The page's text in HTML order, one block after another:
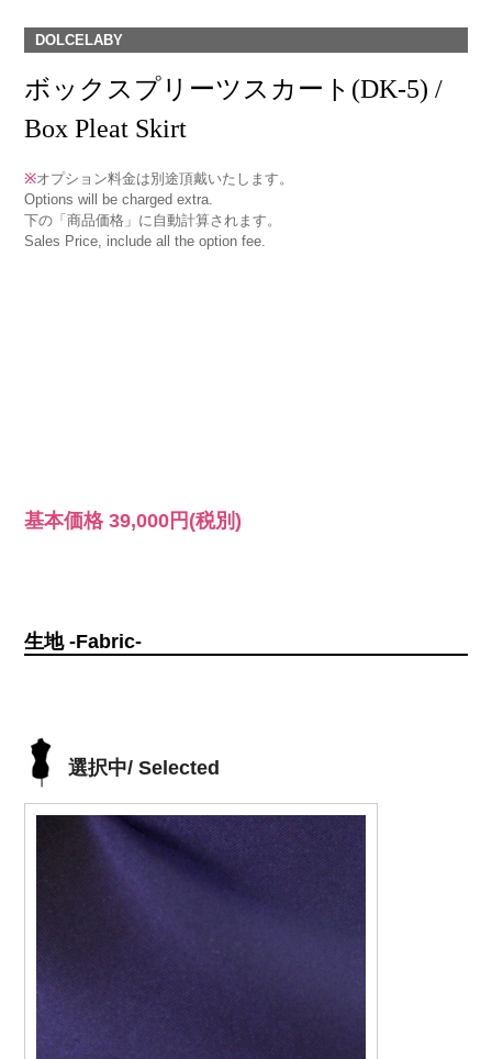
DOLCELABY
ボックスプリーツスカート(DK-5) /
Box Pleat Skirt
※オプション料金は別途頂戴いたします。
Options will be charged extra.
下の「商品価格」に自動計算されます。
Sales Price, include all the option fee.
基本価格39,000円 (税別)
生地 -Fabric-
選択中/ Selected